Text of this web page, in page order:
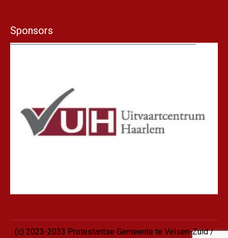
Sponsors
(c) 2023-2033 Protestantse Gemeente te Velsen-Zuid /